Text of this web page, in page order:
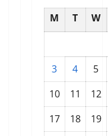
M T W
3 4
5
10
11
12
17
18
19